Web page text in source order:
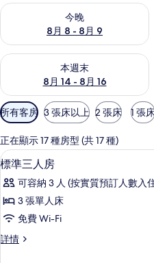
今晚
8月 8 - 8月 9
查看今晚 8月 8 - 8月 9的可訂
本週末
8月 14 - 8月 16
查看本週末 8月 14 - 8月 16的可
可
用
嘅
客
房
篩
選
條
所有客房 3 張床以上 2 張床 1 張
正在顯示 17 種房型 (共 17 種)
載
入
所
有
標
準
7
標準三人房
可容納 3 人 (按實質預訂人數入
3 張單人床
免費 Wi-Fi
詳情
標